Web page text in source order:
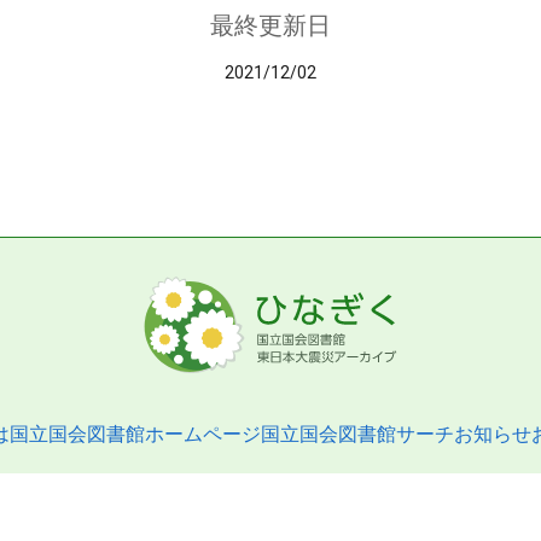
最終更新日
2021/12/02
国立国会図書館ホームページ国立国会図書館サーチお知らせ